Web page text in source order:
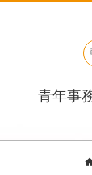
青年事